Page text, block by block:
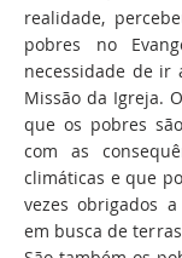
realidade,
pobres no
necessidade de ir
Missão da Igreja.
que os pobres
com as
climáticas e que
vezes obrigados
em busca de